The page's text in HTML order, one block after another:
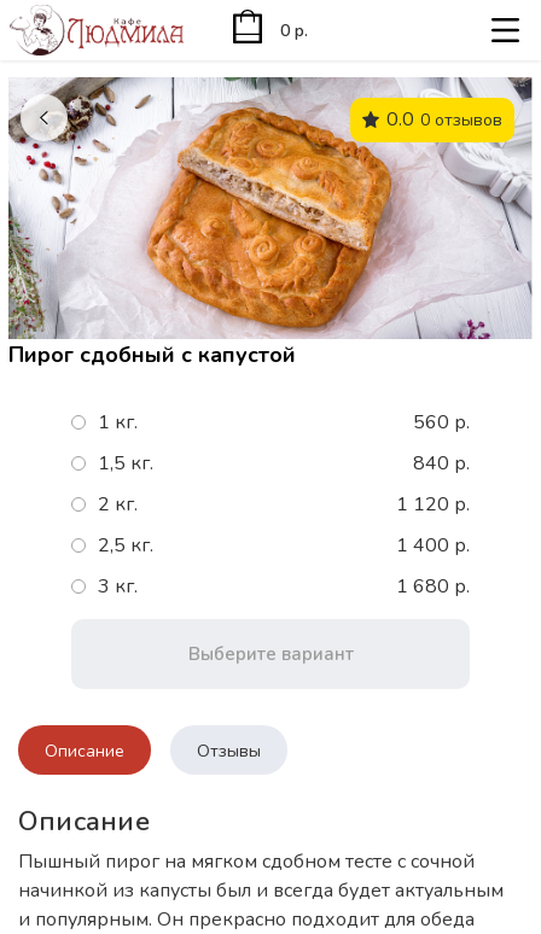
0.0 0 отзывов
Пирог сдобный с капустой
1 кг.
560 р.
1,5 кг.
840 р.
2 кг.
1 120 р.
2,5 кг.
1 400 р.
3 кг.
1 680 р.
Выберите вариант
Описание Отзывы
Описание
Пышный пирог на мягком сдобном тесте с сочной
начинкой из капусты был и всегда будет актуальным
и популярным. Он прекрасно подходит для обеда
0 р.